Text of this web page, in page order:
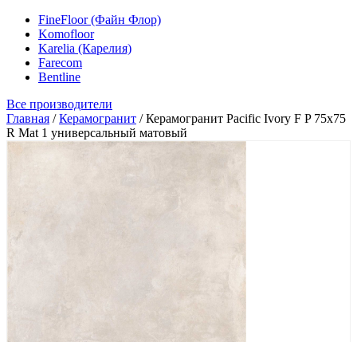
FineFloor (Файн Флор)
Komofloor
Karelia (Карелия)
Farecom
Bentline
Все производители
Главная /Керамогранит /Керамогранит Pacific Ivory F P 75х75
R Mat 1 универсальный матовый